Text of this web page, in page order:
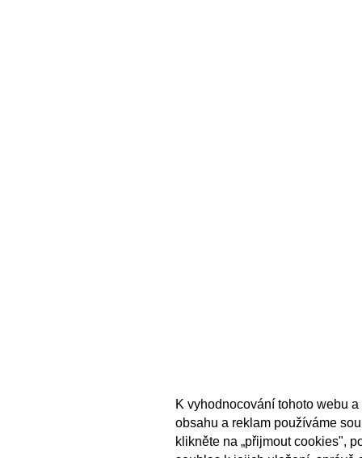
K vyhodnocování tohoto webu
obsahu a reklam používáme
klikněte na „přijmout cookies",